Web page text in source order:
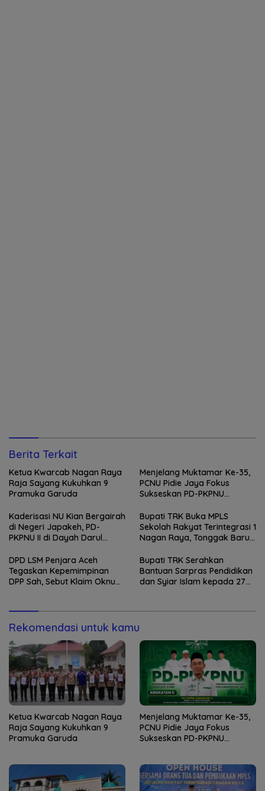
Berita Terkait
Ketua Kwarcab Nagan Raya
Raja Sayang Kukuhkan 9
Pramuka Garuda
Menjelang Muktamar Ke-35,
PCNU Pidie Jaya Fokus
Sukseskan PD-PKPNU
Kaderisasi NU Kian Bergairah
di Negeri Japakeh, PD-
PKPNU II di Dayah Darul
Diserbu Pendaftar
Bupati TRK Buka MPLS
Sekolah Rakyat Terintegrasi 1
Nagan Raya, Tonggak Baru
DPD LSM Penjara Aceh
Tegaskan Kepemimpinan
DPP Sah, Sebut Klaim Oknum
Publik
Bupati TRK Serahkan
Bantuan Sarpras Pendidikan
dan Syiar Islam kepada 27
Rekomendasi untuk kamu
Ketua Kwarcab Nagan Raya
Raja Sayang Kukuhkan 9
Pramuka Garuda
Menjelang Muktamar Ke-35,
PCNU Pidie Jaya Fokus
Sukseskan PD-PKPNU